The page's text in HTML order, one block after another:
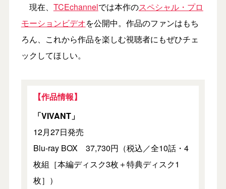
現在、 TCEchannelでは本作のスペシャル・プロ
モーションビデオを公開中。作品のファンはもち
ろん、これから作品を楽しむ視聴者にもぜひチェ
ックしてほしい。
【作品情報】
「VIVANT」
12月27日発売
Blu-ray BOX 37,730円（税込／全10話・4
枚組［本編ディスク3枚＋特典ディスク1
枚］）